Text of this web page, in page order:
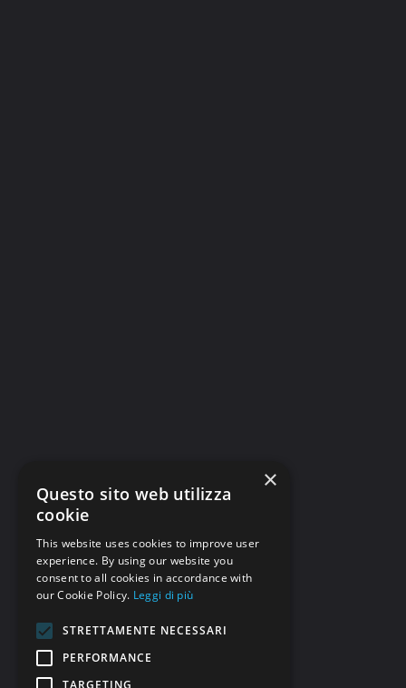
×
Questo sito web utilizza
cookie
This website uses cookies to improve user
experience. By using our website you
consent to all cookies in accordance with
our Cookie Policy. Leggi di più
STRETTAMENTE NECESSARI
PERFORMANCE
TARGETING